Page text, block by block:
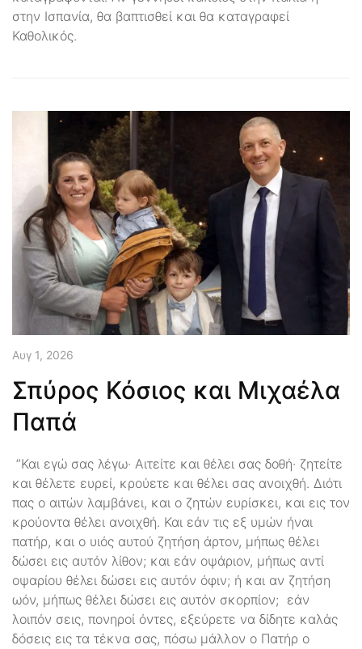
στην Ισπανία, θα βαπτισθεί και θα καταγραφεί
Καθολικός.
Αυγ 1, 2026
Σπύρος Κόσιος και Μιχαέλα
Παπά
”Και εγώ σας λέγω· Αιτείτε και θέλει σας δοθή· ζητείτε
και θέλετε ευρεί, κρούετε και θέλει σας ανοιχθή. Διότι
πας ο αιτών λαμβάνει, και ο ζητών ευρίσκει, και εις τον
κρούοντα θέλει ανοιχθή. Και εάν τις εξ υμών ήναι
πατήρ, και ο υιός αυτού ζητήση άρτον, μήπως θέλει
δώσει εις αυτόν λίθον; και εάν οψάριον, μήπως αντί
οψαρίου θέλει δώσει εις αυτόν όφιν; ή και αν ζητήση
ωόν, μήπως θέλει δώσει εις αυτόν σκορπίον; εάν
λοιπόν σεις, πονηροί όντες, εξεύρετε να δίδητε καλάς
δόσεις εις τα τέκνα σας, πόσω μάλλον ο Πατήρ ο